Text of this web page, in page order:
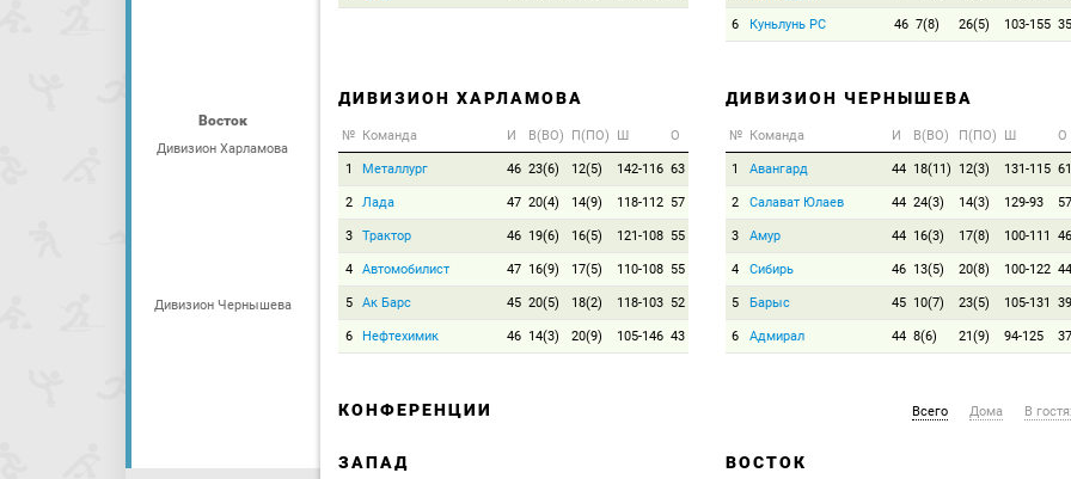
Восток
Дивизион Харламова
Дивизион Чернышева
6 Куньлунь РС 46 7(8) 26(5) 103-155 35
ДИВИЗИОН ХАРЛАМОВА
№ Команда И В(ВО) П(ПО) Ш О
1 Металлург 46 23(6) 12(5) 142-116 63
2 Лада 47 20(4) 14(9) 118-112 57
3 Трактор 46 19(6) 16(5) 121-108 55
4 Автомобилист 47 16(9) 17(5) 110-108 55
5 Ак Барс 45 20(5) 18(2) 118-103 52
6 Нефтехимик 46 14(3) 20(9) 105-146 43
ДИВИЗИОН ЧЕРНЫШЕВА
№ Команда И В(ВО) П(ПО) Ш О
1 Авангард 44 18(11) 12(3) 131-115 61
2 Салават Юлаев 44 24(3) 14(3) 129-93 57
3 Амур 44 16(3) 17(8) 100-111 46
4 Сибирь 46 13(5) 20(8) 100-122 44
5 Барыс 45 10(7) 23(5) 105-131 39
6 Адмирал 44 8(6) 21(9) 94-125 37
Всего Дома В
КОНФЕРЕНЦИИ
ЗАПАД ВОСТОК